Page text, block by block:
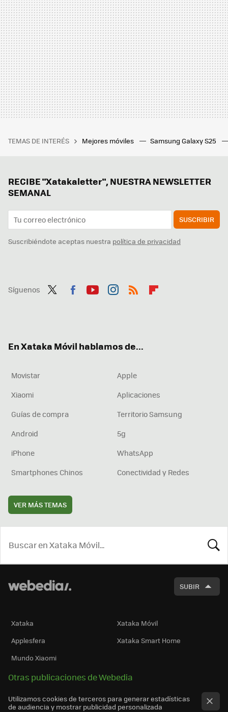
TEMAS DE INTERÉS Mejores móviles Samsung Galaxy S25
RECIBE "Xatakaletter", NUESTRA NEWSLETTER
SEMANAL
SUSCRIBIR
Suscribiéndote aceptas nuestra política de privacidad
Síguenos
En Xataka Móvil hablamos de...
Movistar
Apple
Xiaomi
Aplicaciones
Guías de compra
Territorio Samsung
Android
5g
iPhone
WhatsApp
Smartphones Chinos
Conectividad y Redes
VER MÁS TEMAS
SUBIR
Xataka
Xataka Móvil
Applesfera
Xataka Smart Home
Mundo Xiaomi
Otras publicaciones de Webedia
Utilizamos cookies de terceros para generar estadísticas
de audiencia y mostrar publicidad personalizada